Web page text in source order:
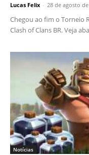
Lucas Felix - 28 de agosto
Chegou ao fim o Torneio
Clash of Clans BR. Veja
Notícias